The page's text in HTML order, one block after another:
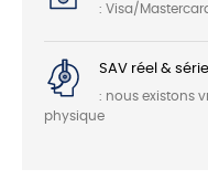
: Visa/
SAV réel &
: nous existons
physique